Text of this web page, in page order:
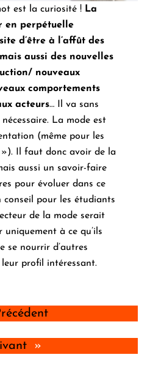
est la curiosité ! La
en perpétuelle
d’être à l’affût des
aussi des nouvelles
nouveaux
comportements
acteurs… Il va sans
La mode est
(même pour les
»). Il faut donc avoir de la
aussi un savoir-faire
pour évoluer dans ce
conseil pour les étudiants
de la mode serait
uniquement à ce qu’ils
se nourrir d’autres
profil intéressant.
»